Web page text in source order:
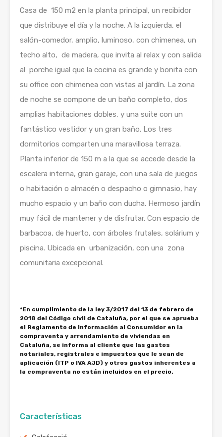
Casa de 150 m2 en la planta principal, un recibidor
que distribuye el día y la noche. A la izquierda, el
salón-comedor, amplio, luminoso, con chimenea, un
techo alto, de madera, que invita al relax y con salida
al porche igual que la cocina es grande y bonita con
su office con chimenea con vistas al jardín. La zona
de noche se compone de un baño completo, dos
amplias habitaciones dobles, y una suite con un
fantástico vestidor y un gran baño. Los tres
dormitorios comparten una maravillosa terraza.
Planta inferior de 150 m a la que se accede desde la
escalera interna, gran garaje, con una sala de juegos
o habitación o almacén o despacho o gimnasio, hay
mucho espacio y un baño con ducha. Hermoso jardín
muy fácil de mantener y de disfrutar. Con espacio de
barbacoa, de huerto, con árboles frutales, solárium y
piscina. Ubicada en urbanización, con una zona
comunitaria excepcional.
*En cumplimiento de la ley 3/2017 del 13 de febrero de
2018 del Código civil de Cataluña, por el que se aprueba
el Reglamento de Información al Consumidor en la
compraventa y arrendamiento de viviendas en
Cataluña, se informa al cliente que las gastos
notariales, registrales e impuestos que le sean de
aplicación (ITP o IVA AJD) y otros gastos inherentes a
la compraventa no están incluidos en el precio.
Características